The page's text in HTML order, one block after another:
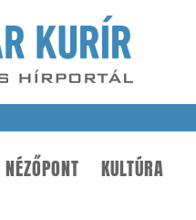
NÉZŐPONT KULTÚRA